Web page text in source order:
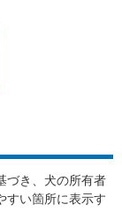
づき、犬の所有者
すい箇所に表示す